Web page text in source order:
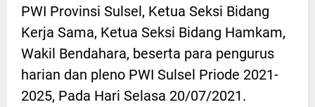
PWI Provinsi Sulsel, Ketua Seksi Bidang
Kerja Sama, Ketua Seksi Bidang Hamkam,
Wakil Bendahara, beserta para pengurus
harian dan pleno PWI Sulsel Priode 2021-
2025, Pada Hari Selasa 20/07/2021.